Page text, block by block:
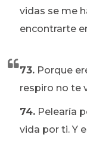
vidas se me
encontrarte
73. Porque
respiro no te
74. Pelearía
vida por ti. Y